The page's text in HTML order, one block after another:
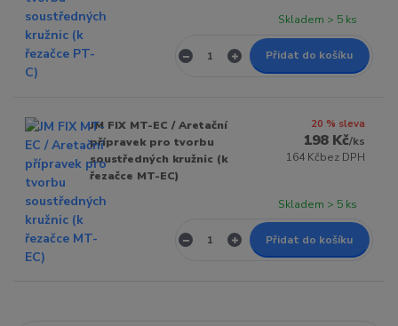
Skladem > 5 ks
Přidat do košíku
JM FIX MT-EC / Aretační
přípravek pro tvorbu
soustředných kružnic (k
řezačce MT-EC)
20 % sleva
198 Kč/ks
164 Kčbez DPH
Skladem > 5 ks
Přidat do košíku